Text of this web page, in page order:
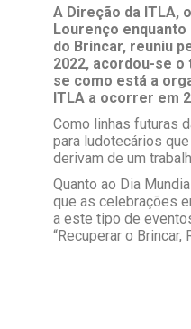
A Direção da ITLA,
Lourenço
do Brincar, reuniu
2022, acordou-se o
se como está a
ITLA a ocorrer em
Como linhas futuras
para ludotecários
derivam de um
Quanto ao Dia
que as celebrações
a este tipo de
“Recuperar o Brincar,